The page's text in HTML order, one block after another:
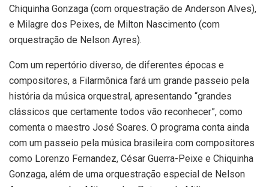
Chiquinha Gonzaga (com orquestração de Anderson Alves),
e Milagre dos Peixes, de Milton Nascimento (com
orquestração de Nelson Ayres).
Com um repertório diverso, de diferentes épocas e
compositores, a Filarmônica fará um grande passeio pela
história da música orquestral, apresentando “grandes
clássicos que certamente todos vão reconhecer”, como
comenta o maestro José Soares. O programa conta ainda
com um passeio pela música brasileira com compositores
como Lorenzo Fernandez, César Guerra-Peixe e Chiquinha
Gonzaga, além de uma orquestração especial de Nelson